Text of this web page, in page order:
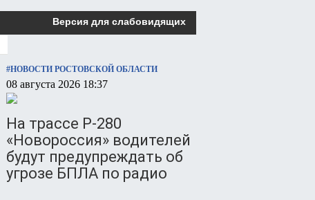
Версия для слабовидящих
#НОВОСТИ РОСТОВСКОЙ ОБЛАСТИ
08 августа 2026 18:37
На трассе Р-280
«Новороссия» водителей
будут предупреждать об
угрозе БПЛА по радио